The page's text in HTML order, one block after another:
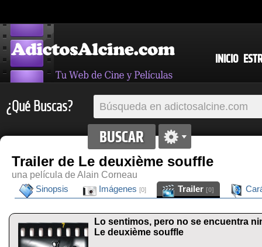
INICIO
¿Qué Buscas?
Trailer de Le deuxième souffle
una película de Alain Corneau
Sinopsis
Imágenes [0] Trailer [0]
Lo sentimos, pero no se encuentra
Le deuxième souffle